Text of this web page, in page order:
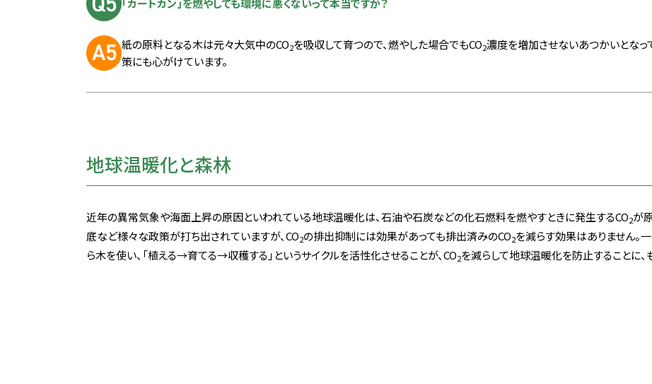
「カートカン」を燃やしても環境に悪くないって本当ですか？
紙の原料となる木は元々大気中のCO2を吸収して育つので、燃やした場合でもCO2濃度を増加させないあつかいとなっ
策にも心がけています。
地球温暖化と森林
近年の異常気象や海面上昇の原因といわれている地球温暖化は、石油や石炭などの化石燃料を燃やすときに発生するCO2が
底など様々な政策が打ち出されていますが、CO2の排出抑制には効果があっても排出済みのCO2を減らす効果はありません。
ら木を使い、「植える→育てる→収穫する」というサイクルを活性化させることが、CO2を減らして地球温暖化を防止することに、